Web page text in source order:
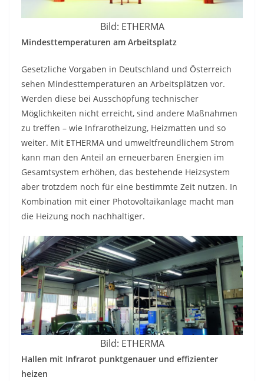
Bild: ETHERMA
Mindesttemperaturen am Arbeitsplatz
Gesetzliche Vorgaben in Deutschland und Österreich
sehen Mindesttemperaturen an Arbeitsplätzen vor.
Werden diese bei Ausschöpfung technischer
Möglichkeiten nicht erreicht, sind andere Maßnahmen
zu treffen – wie Infrarotheizung, Heizmatten und so
weiter. Mit ETHERMA und umweltfreundlichem Strom
kann man den Anteil an erneuerbaren Energien im
Gesamtsystem erhöhen, das bestehende Heizsystem
aber trotzdem noch für eine bestimmte Zeit nutzen. In
Kombination mit einer Photovoltaikanlage macht man
die Heizung noch nachhaltiger.
Bild: ETHERMA
Hallen mit Infrarot punktgenauer und effizienter
heizen